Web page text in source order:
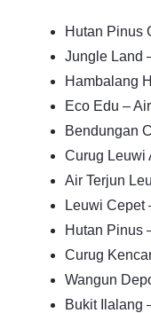
Hutan Pinus
Jungle Land
Hambalang
Eco Edu –
Bendungan
Curug Leuwi
Air Terjun
Leuwi Cepet
Hutan Pinus
Curug
Wangun
Bukit Ilalang